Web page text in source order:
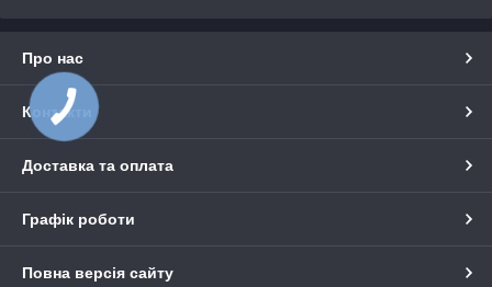
Про нас
Контакти
Доставка та оплата
Графік роботи
Повна версія сайту
КНОПКА
ЗВ'ЯЗКУ